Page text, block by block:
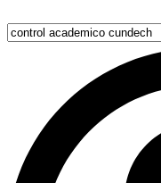
al
contenido